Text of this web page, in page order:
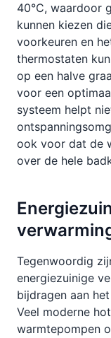
40°C, waardoor
kunnen kiezen
voorkeuren en
thermostaten
op een halve
voor een
systeem helpt
ook voor dat de
over de hele
Tegenwoordig
energiezuinige
bijdragen aan
Veel moderne
warmtepompen